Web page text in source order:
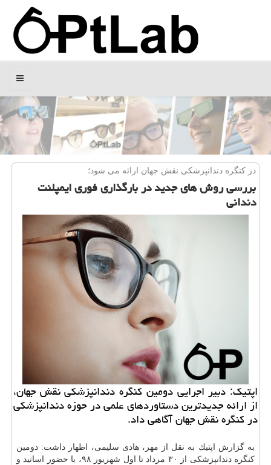
منو
در كنگره دندانپزشكی نقش جهان ارائه می شود؛
بررسی روش های جدید در بارگذاری فوری ایمپلنت
دندانی
اپتیك: دبیر اجرایی دومین كنگره دندانپزشكی نقش جهان،
از ارائه جدیدترین دستاوردهای علمی در حوزه دندانپزشكی
در كنگره نقش جهان آگاهی داد.
به گزارش اپتیك به نقل از مهر، هادی سلیمی، اظهار داشت: دومین
كنگره دندانپزشكی از ۳۰ مرداد تا اول شهریور ۹۸، با حضور اساتید و